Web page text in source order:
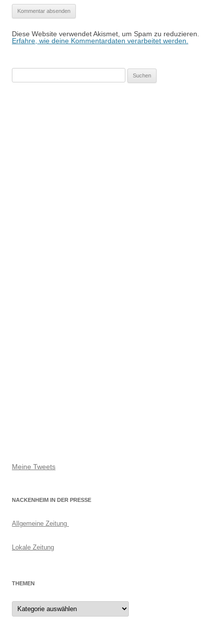
Diese Website verwendet Akismet, um Spam zu reduzieren.
Erfahre, wie deine Kommentardaten verarbeitet werden.
Meine Tweets
NACKENHEIM IN DER PRESSE
Allgemeine Zeitung
Lokale Zeitung
THEMEN
Themen